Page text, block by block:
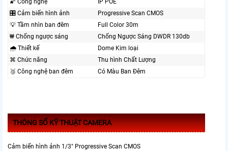
🌠 Công nghệ
IP POE
🎛 Cảm biến hình ảnh
Progressive Scan CMOS
💡 Tầm nhìn ban đêm
Full Color 30m
₩ Chống ngược sáng
Chống Ngược Sáng DWDR 130db
🌧️ Thiết kế
Dome Kim loại
⌘ Chức năng
Thu hình Chất Lượng
🥉 Công nghệ ban đêm
Có Màu Ban Ðêm
THÔNG SỐ KỸ THUẬT CAMERA
Cảm biến hình ảnh 1/3" Progressive Scan CMOS